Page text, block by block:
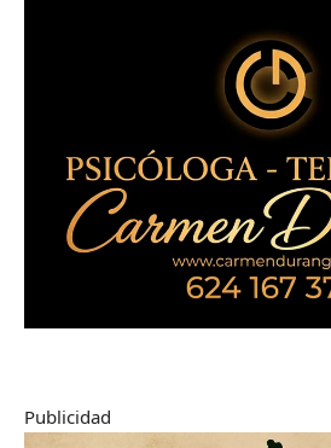
Publicidad